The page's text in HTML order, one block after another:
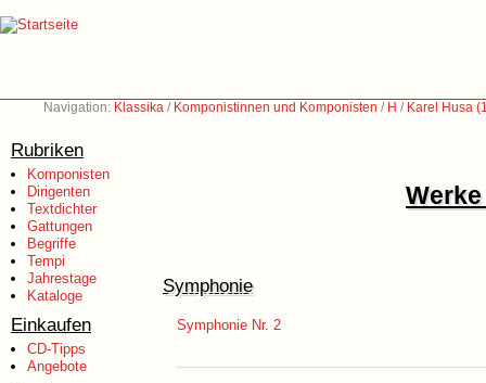
Navigation: Klassika / Komponistinnen und Komponisten / H / Karel Husa
Rubriken
Komponisten
Dirigenten
Textdichter
Gattungen
Begriffe
Tempi
Jahrestage
Kataloge
Einkaufen
CD-Tipps
Angebote
Symphonie
Symphonie Nr. 2